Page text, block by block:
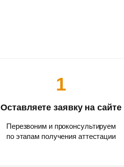
1
Оставляете заявку на сайте
Перезвоним и проконсультируем
по этапам получения аттестации